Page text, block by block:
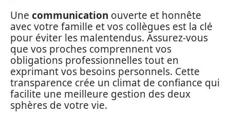
Une communication ouverte et honnête
avec votre famille et vos collègues est la clé
pour éviter les malentendus. Assurez-vous
que vos proches comprennent vos
obligations professionnelles tout en
exprimant vos besoins personnels. Cette
transparence crée un climat de confiance qui
facilite une meilleure gestion des deux
sphères de votre vie.